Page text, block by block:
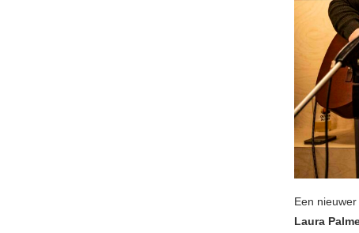
Een
Laura